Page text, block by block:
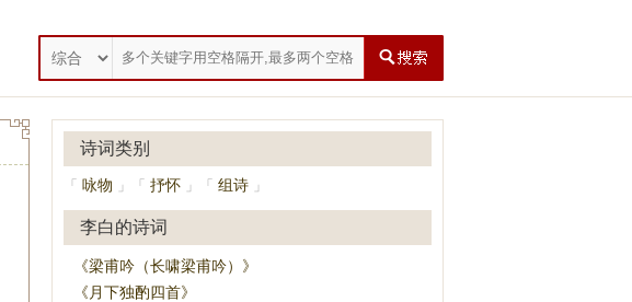
诗词类别
「 咏物 」 「 抒怀 」 「 组诗 」
李白的诗词
《梁甫吟（长啸梁甫吟）》
《月下独酌四首》